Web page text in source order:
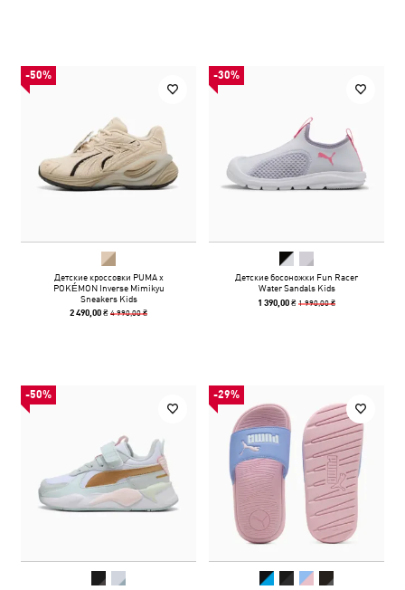
-50%
Детские кроссовки PUMA x
POKÉMON Inverse Mimikyu
Sneakers Kids
2 490,00 ₴4 990,00 ₴
-30%
Детские босоножки Fun Racer
Water Sandals Kids
1 390,00 ₴1 990,00 ₴
-50% -29%